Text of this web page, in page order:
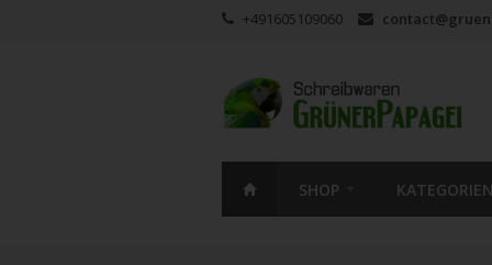
+491605109060
SHOP